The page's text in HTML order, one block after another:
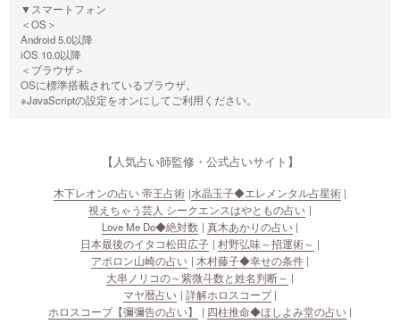
▼スマートフォン
＜OS＞
Android 5.0以降
iOS 10.0以降
＜ブラウザ＞
OSに標準搭載されているブラウザ。
※JavaScriptの設定をオンにしてご利用ください。
【人気占い師監修・公式占いサイト】
木下レオンの占い 帝王占術 水晶玉子◆エレメンタル占星術
視えちゃう芸人 シークエンスはやともの占い
Love Me Do◆絶対数
真木あかりの占い
日本最後のイタコ松田広子
村野弘味～招運術～
アポロン山崎の占い
木村藤子◆幸せの条件
大串ノリコの～紫微斗数と姓名判断～
マヤ暦占い
詳解ホロスコープ
ホロスコープ【彌彌告の占い】
四柱推命◆ほしよみ堂の占い